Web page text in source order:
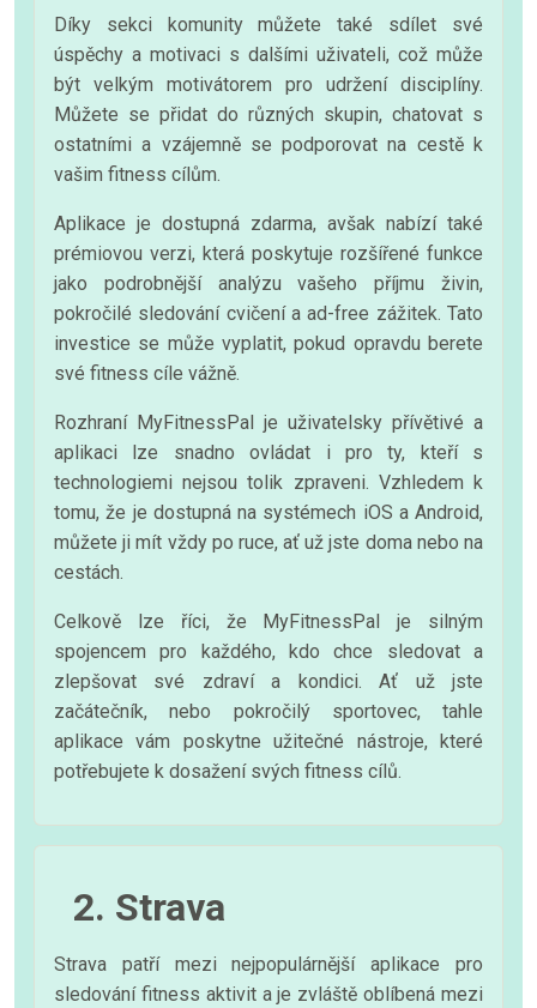
Díky sekci komunity můžete také sdílet své
úspěchy a motivaci s dalšími uživateli, což může
být velkým motivátorem pro udržení disciplíny.
Můžete se přidat do různých skupin, chatovat s
ostatními a vzájemně se podporovat na cestě k
vašim fitness cílům.
Aplikace je dostupná zdarma, avšak nabízí také
prémiovou verzi, která poskytuje rozšířené funkce
jako podrobnější analýzu vašeho příjmu živin,
pokročilé sledování cvičení a ad-free zážitek. Tato
investice se může vyplatit, pokud opravdu berete
své fitness cíle vážně.
Rozhraní MyFitnessPal je uživatelsky přívětivé a
aplikaci lze snadno ovládat i pro ty, kteří s
technologiemi nejsou tolik zpraveni. Vzhledem k
tomu, že je dostupná na systémech iOS a Android,
můžete ji mít vždy po ruce, ať už jste doma nebo na
cestách.
Celkově lze říci, že MyFitnessPal je silným
spojencem pro každého, kdo chce sledovat a
zlepšovat své zdraví a kondici. Ať už jste
začátečník, nebo pokročilý sportovec, tahle
aplikace vám poskytne užitečné nástroje, které
potřebujete k dosažení svých fitness cílů.
2. Strava
Strava patří mezi nejpopulárnější aplikace pro
sledování fitness aktivit a je zvláště oblíbená mezi